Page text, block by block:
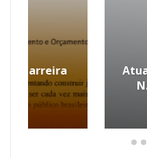
Atualização
N. 0013856-